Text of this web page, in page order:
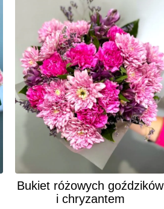
Bukiet różowych goździków
i chryzantem